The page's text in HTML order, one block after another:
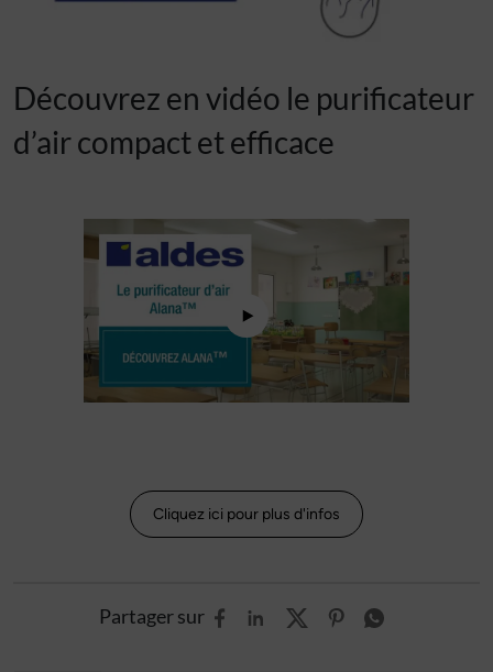
Découvrez en vidéo le purificateur
d’air compact et efficace
Cliquez ici pour plus d'infos
Partager sur